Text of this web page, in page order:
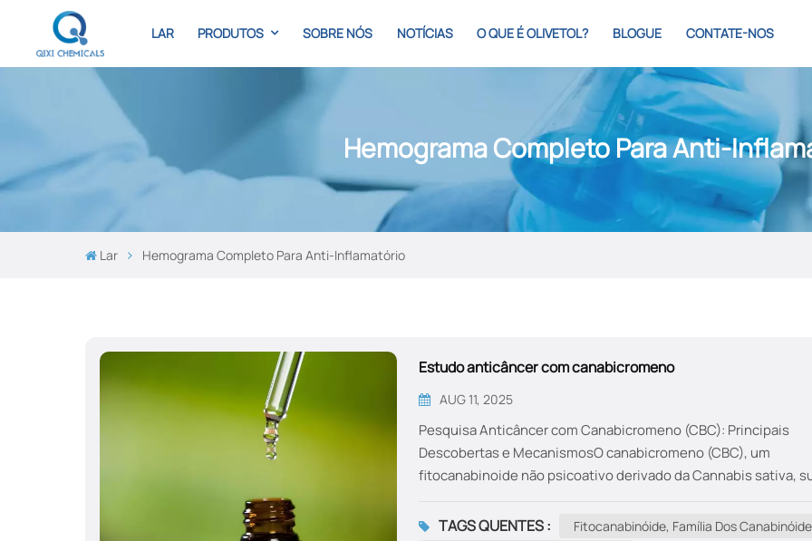
LAR PRODUTOS SOBRE NÓS NOTÍCIAS O QUE É OLIVETOL? BLOGUE CONTATE-NOS
Hemograma Completo Para Anti-
Lar Hemograma Completo Para Anti-Inflamatório
Estudo anticâncer com canabicromeno
AUG 11, 2025
Pesquisa Anticâncer com Canabicromeno (CBC): Principais
Descobertas e MecanismosO canabicromeno (CBC), um
fitocanabinoide não psicoativo derivado da Cannabis sativa,
uma síntese de suas propriedades e mecanismos
TAGS QUENTES :
Fitocanabinóide, Família Dos